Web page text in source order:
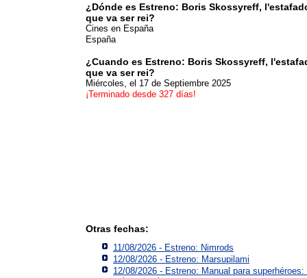
¿Dónde es Estreno: Boris Skossyreff,
que va ser rei?
Cines en España
España
¿Cuando es Estreno: Boris Skossyreff,
que va ser rei?
Miércoles, el 17 de Septiembre 2025
¡Terminado desde 327 días!
Otras fechas:
11/08/2026 - Estreno: Nimrods
12/08/2026 - Estreno: Marsupilami
12/08/2026 - Estreno: Manual para superhéroes: